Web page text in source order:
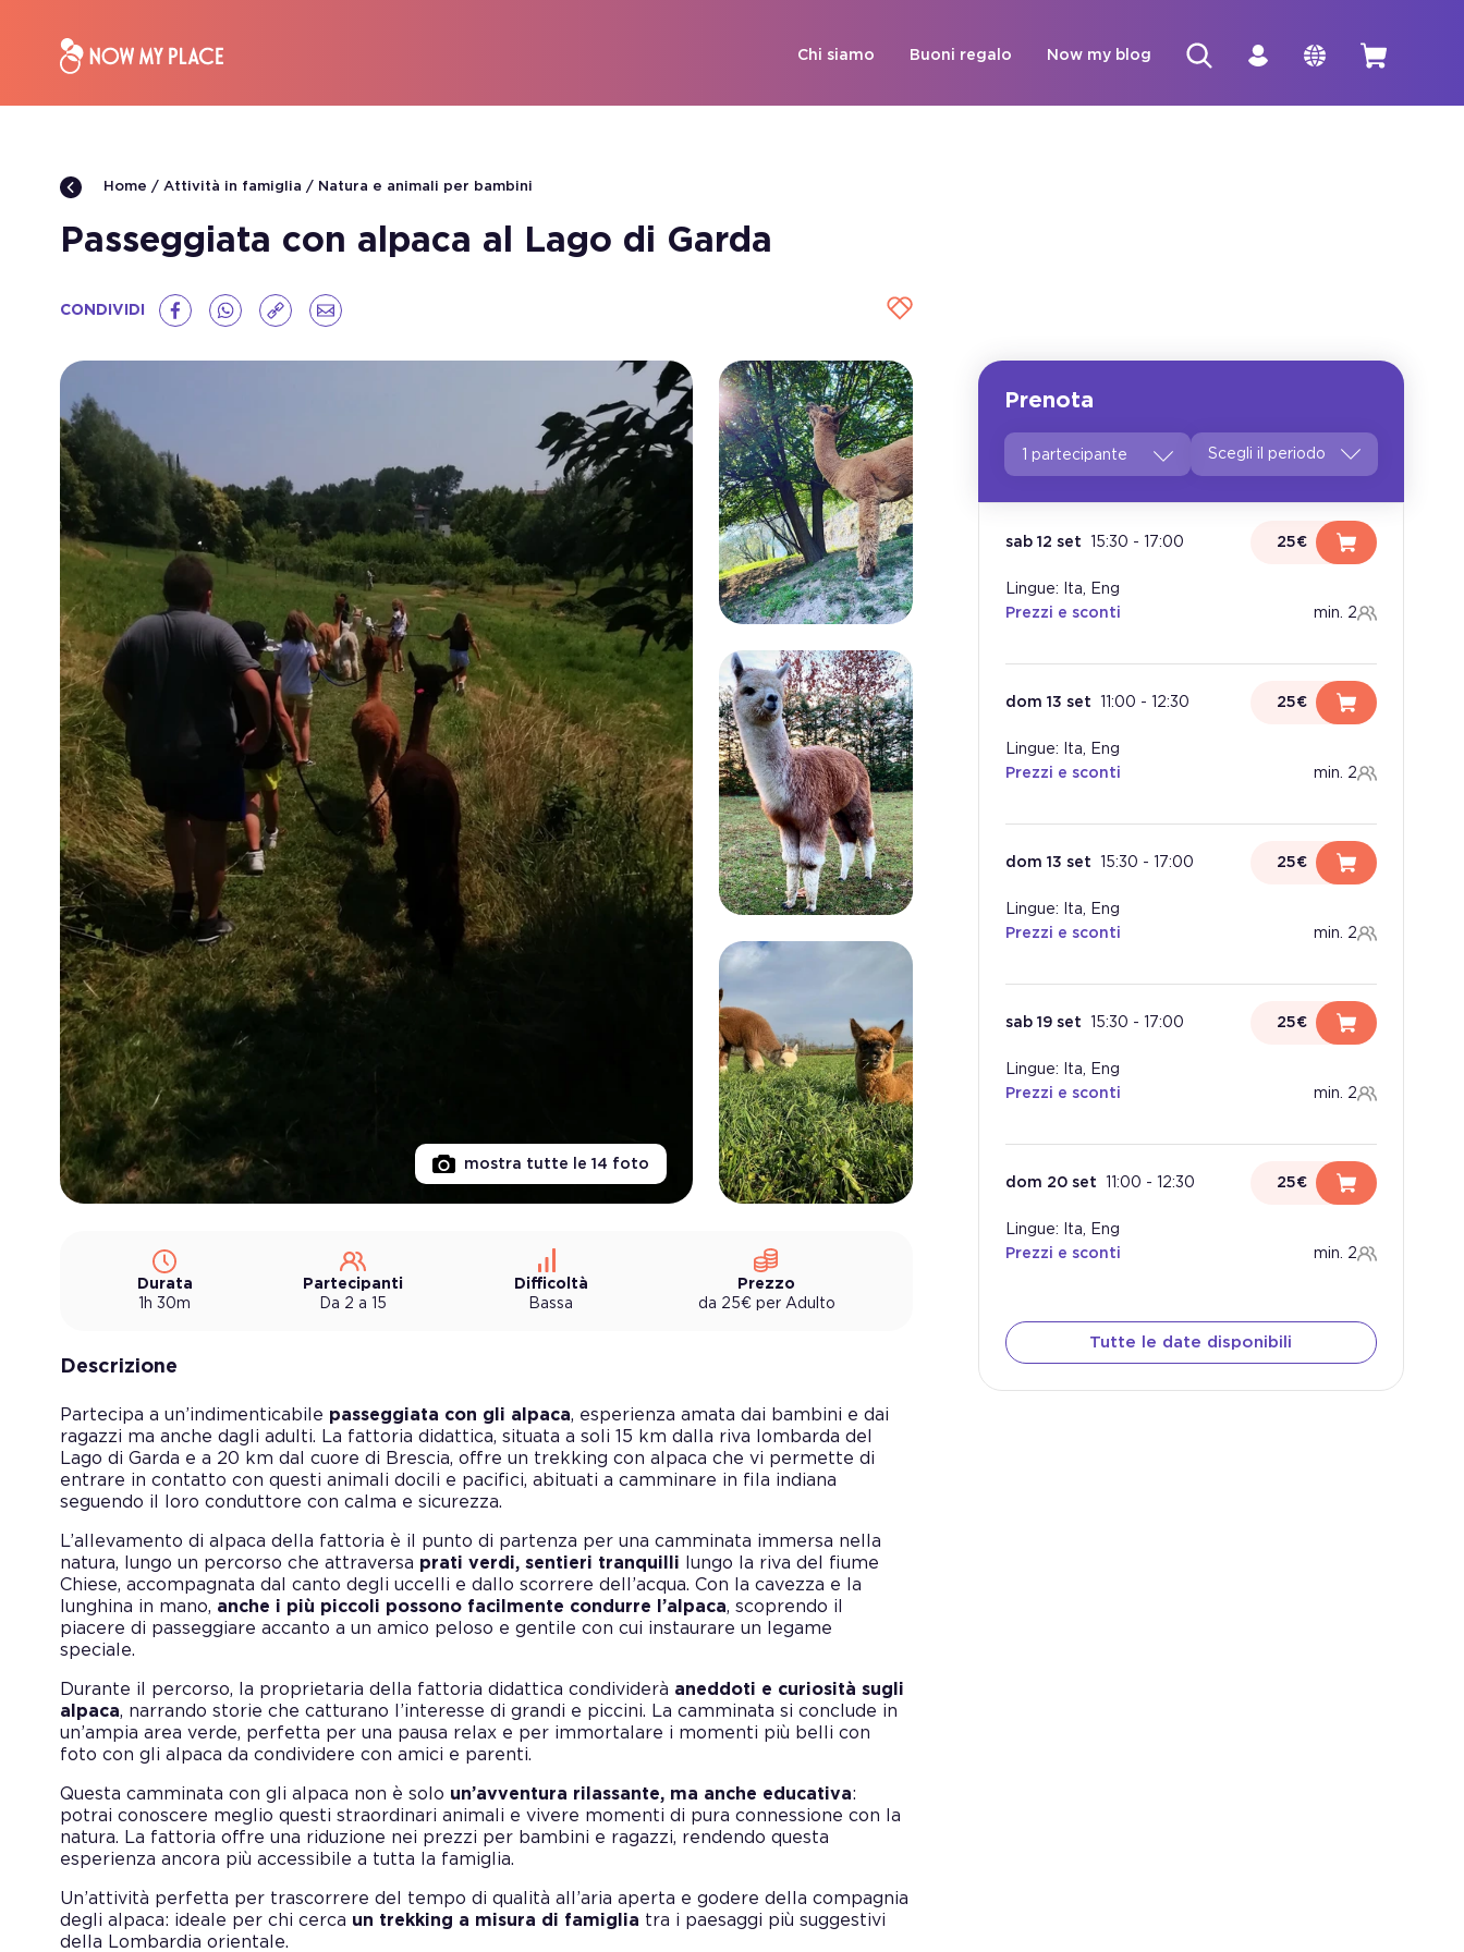
Chi siamo Buoni regalo Now my blog
Home Attività in famiglia Natura e animali per bambini
Passeggiata con alpaca al Lago di Garda
CONDIVIDI
mostra tutte le 14 foto
Durata
1h 30m
Partecipanti
Da 2 a 15
Difficoltà
Bassa
Prezzo
da 25€ per Adulto
Descrizione
Partecipa a un’indimenticabile passeggiata con gli alpaca, esperienza amata dai bambini e dai
ragazzi ma anche dagli adulti. La fattoria didattica, situata a soli 15 km dalla riva lombarda del
Lago di Garda e a 20 km dal cuore di Brescia, offre un trekking con alpaca che vi permette di
entrare in contatto con questi animali docili e pacifici, abituati a camminare in fila indiana
seguendo il loro conduttore con calma e sicurezza.
L’allevamento di alpaca della fattoria è il punto di partenza per una camminata immersa nella
natura, lungo un percorso che attraversa prati verdi, sentieri tranquilli lungo la riva del fiume
Chiese, accompagnata dal canto degli uccelli e dallo scorrere dell’acqua. Con la cavezza e la
lunghina in mano, anche i più piccoli possono facilmente condurre l’alpaca, scoprendo il
piacere di passeggiare accanto a un amico peloso e gentile con cui instaurare un legame
speciale.
Durante il percorso, la proprietaria della fattoria didattica condividerà aneddoti e curiosità sugli
alpaca, narrando storie che catturano l’interesse di grandi e piccini. La camminata si conclude in
un’ampia area verde, perfetta per una pausa relax e per immortalare i momenti più belli con
foto con gli alpaca da condividere con amici e parenti.
Questa camminata con gli alpaca non è solo un’avventura rilassante, ma anche educativa:
potrai conoscere meglio questi straordinari animali e vivere momenti di pura connessione con la
natura. La fattoria offre una riduzione nei prezzi per bambini e ragazzi, rendendo questa
esperienza ancora più accessibile a tutta la famiglia.
Un’attività perfetta per trascorrere del tempo di qualità all’aria aperta e godere della compagnia
degli alpaca: ideale per chi cerca un trekking a misura di famiglia tra i paesaggi più suggestivi
della Lombardia orientale.
Prenota
1 partecipante
sab 12 set 15:30 - 17:00 25€
Lingue: Ita, Eng
Prezzi e sconti
min. 2
dom 13 set 11:00 - 12:30 25€
Lingue: Ita, Eng
Prezzi e sconti
min. 2
dom 13 set 15:30 - 17:00 25€
Lingue: Ita, Eng
Prezzi e sconti
min. 2
sab 19 set 15:30 - 17:00 25€
Lingue: Ita, Eng
Prezzi e sconti
min. 2
dom 20 set 11:00 - 12:30 25€
Lingue: Ita, Eng
Prezzi e sconti
min. 2
Tutte le date disponibili